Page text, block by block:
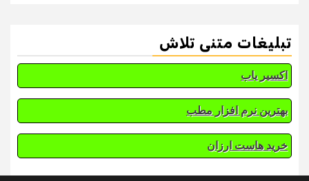
تبلیغات متنی تلاش
اکسیر یاب
بهترین نرم افزار مطب
خرید هاست ارزان